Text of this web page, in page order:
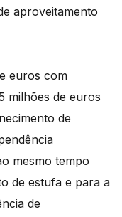
aproveitamento
euros com
milhões de euros
de
mesmo tempo
de estufa e para a
de